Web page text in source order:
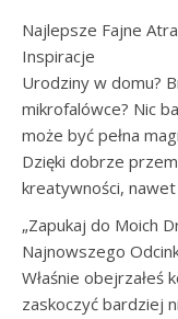
Najlepsze Fajne
Inspiracje
Urodziny w domu?
mikrofalówce? Nic
może być pełna
Dzięki dobrze
kreatywności,
„Zapukaj do Moich
Najnowszego
Właśnie
zaskoczyć bardziej